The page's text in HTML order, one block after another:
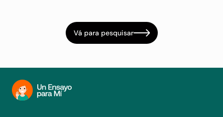
Vá para pesquisar